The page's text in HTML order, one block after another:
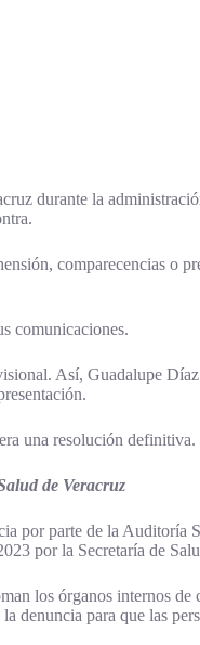
durante la
comparecencias o
comunicaciones.
Así, Guadalupe
una resolución definitiva.
de Veracruz
por parte de la Auditoría
por la Secretaría de
los órganos internos de
denuncia para que las